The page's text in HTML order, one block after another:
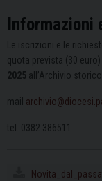
Informazioni
Le iscrizioni e le
quota prevista (30
2025 all’Archivio
mail
tel. 0382 386511